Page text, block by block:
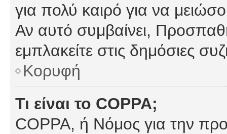
για πολύ καιρό για να
Αν αυτό συμβαίνει,
εμπλακείτε στις δημόσιες
Κορυφή
Τι είναι το COPPA;
COPPA, ή Νόμος για την